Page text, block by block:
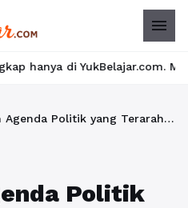
menu
Mulai langkah
Menyusun Agenda Politik yang Terarah: Strategi Efektif Persiapan Pemilu 2029
Politik